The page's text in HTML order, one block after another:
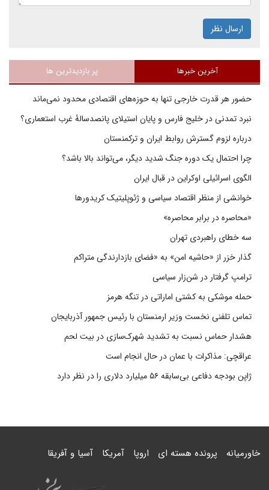
ارسال نظر
آخرین خبرها پر بازدیدترین ها
حضور هر قدرت خارجی تنها به حوزه‌های اقتصادی محدود نمی‌ماند
نبرد تمدنی در خلیج فارس و پایان استیلای پانصدسالۀ غرب استعماری؟
درباره لزوم گسترش روابط ایران و ترکمنستان
چرا احتمال یک دوره جنگ شدید دیگر، می‌تواند بالا باشد؟
الگوی اسرائیلی اوکراین در قبال ایران
خوانشی از منظر اقتصاد سیاسی و ژئوپلیتیک کریدورها
«محاصره در برابر محاصره»
سه خطای راهبردی تهران
گذار خزر از «حاشیه امن» به «فضای بازدارندگی متراکم
ترامپ گرفتار در شن‌زار سیاسی
حمله موشکی به کشتی اماراتی در تنگه هرمز
تماس تلفنی نخست وزیر ارمنستان با رئیس جمهور آذربایجان
هشدار حماس نسبت به تشدید شهرک‌سازی در بیت‌ لحم
عراقچی: مذاکرات با عمان در حال انجام است
ژاپن بودجه دفاعی بی‌سابقه ۵۶ میلیارد دلاری را در نظر دارد
خاورمیانه پرونده هسته ای اروپا آمریکا آسیا و آفریقا